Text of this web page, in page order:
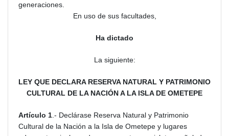
generaciones.
En uso de sus facultades,
Ha dictado
La siguiente:
LEY QUE DECLARA RESERVA NATURAL Y PATRIMONIO
CULTURAL DE LA NACIÓN A LA ISLA DE OMETEPE
Artículo 1 .- Declárase Reserva Natural y Patrimonio
Cultural de la Nación a la Isla de Ometepe y lugares